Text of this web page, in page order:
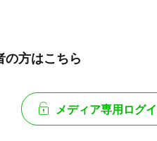
の方はこちら
メディア専用ログ